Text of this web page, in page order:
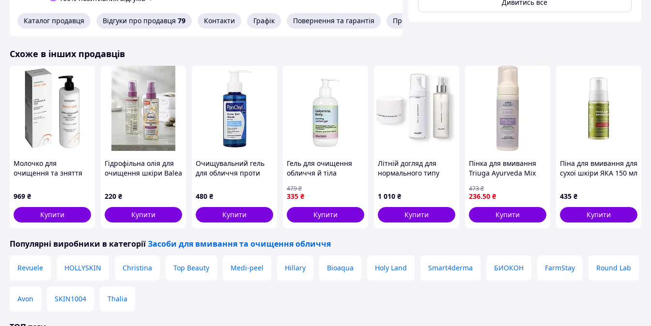
Дивитись все
Спосіб застосування:
Замовляйте професійний догляд
Схожі товари за характеристиками
Каталог продавця Відгуки про продавця 79 Контакти Графік Повернення та гарантія Про продавця
Схоже в інших продавців
Молочко для
очищення та зняття
мл
969 ₴
Купити
Гідрофільна олія для
очищення шкіри Balea
Arganöl (виробництво
Німеччина).
220 ₴
Купити
Очищувальний гель
для обличчя проти
Wash, 89 мл
480 ₴
Купити
Гель для очищення
обличчя й тіла
Calamine.Body, з
каламіном 250 ml
0368-DS
335 ₴
479₴
Купити
Літній догляд для
нормального типу
1 010 ₴
Купити
Пінка для вмивання
Triuga Ayurveda Mix
комбінованої шкіри
200 мл 1a Преміум
236.50 ₴
473₴
Купити
Піна для вмивання для
сухої шкіри ЯКА 150 мл
435 ₴
Купити
Популярні виробники в категоріїЗасоби для вмивання та очищення обличчя
Revuele HOLLYSKIN Christina Top Beauty Medi-peel Hillary Bioaqua Holy Land Smart4derma БИОКОН FarmStay Round Lab
Avon SKIN1004 Thalia